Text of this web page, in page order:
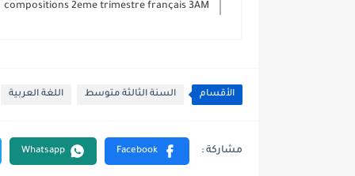
compositions 2eme trimestre français 3AM
الأقسام السنة الثالثة متوسط اللغة العربية